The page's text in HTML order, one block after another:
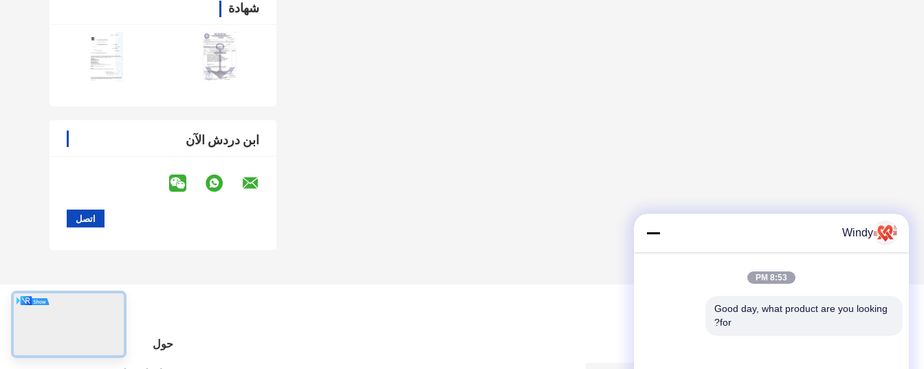
شهادة
ابن دردش الآن
حول
Windy
8:53 PM
Good day, what product are you looking
for?